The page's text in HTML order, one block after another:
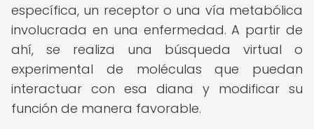
específica, un receptor o una vía metabólica
involucrada en una enfermedad. A partir de
ahí, se realiza una búsqueda virtual o
experimental de moléculas que puedan
interactuar con esa diana y modificar su
función de manera favorable.